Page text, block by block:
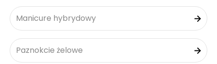
Manicure hybrydowy
Paznokcie żelowe